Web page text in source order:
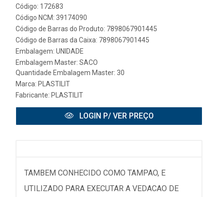
Código: 172683
Código NCM: 39174090
Código de Barras do Produto: 7898067901445
Código de Barras da Caixa: 7898067901445
Embalagem: UNIDADE
Embalagem Master: SACO
Quantidade Embalagem Master: 30
Marca: PLASTILIT
Fabricante: PLASTILIT
LOGIN P/ VER PREÇO
TAMBEM CONHECIDO COMO TAMPAO, E
UTILIZADO PARA EXECUTAR A VEDACAO DE